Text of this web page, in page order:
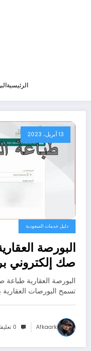
الرئيسية
13 أبريل، 2023
دليل خدمات السعودية
البورصة
صك إلكتروني
البورصة العقارية
تسمح البورصات العقارية
Afkaark 0 تعليقات